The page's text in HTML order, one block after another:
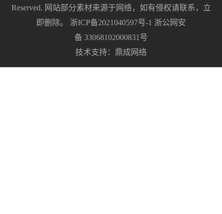
Reserved. 网站部分素材来源于网络，如有侵权请联系，立
即删除。 浙ICP备2021040597号-1 浙公网安
备 33068102000831号
技术支持： 鼎成网络